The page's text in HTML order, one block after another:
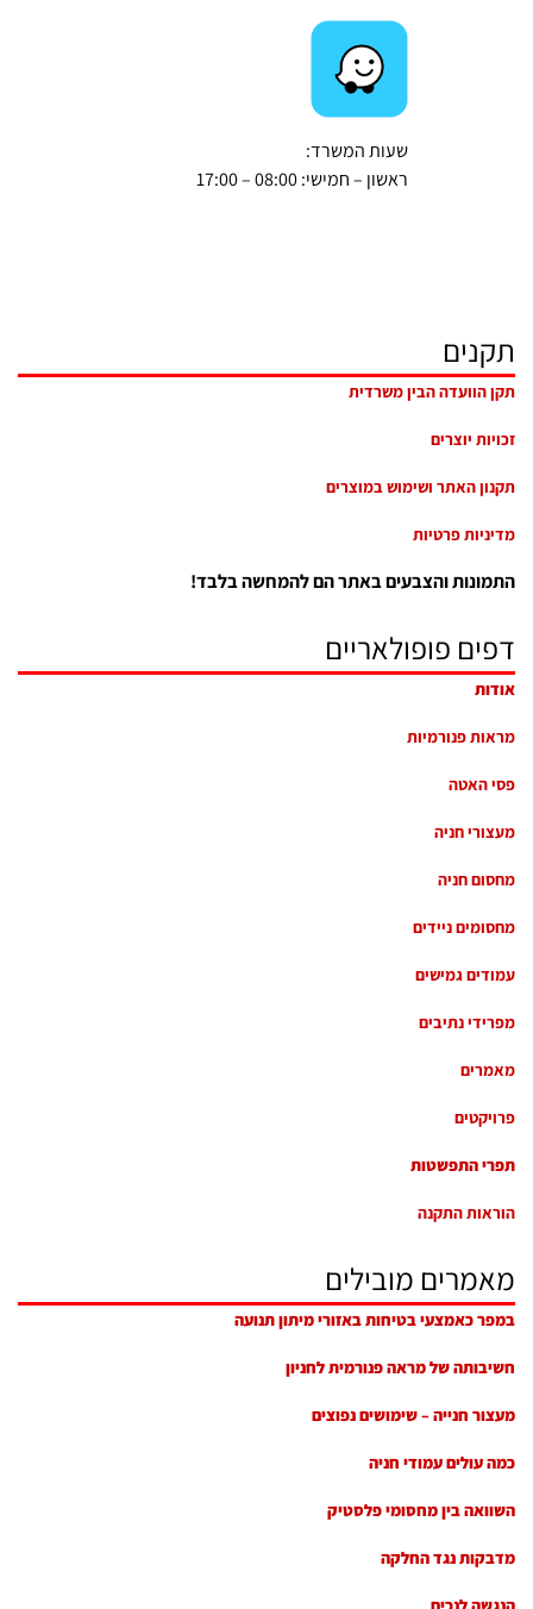
שעות המשרד:
ראשון – חמישי: 08:00 – 17:00
תקנים
תקן הוועדה הבין משרדית
זכויות יוצרים
תקנון האתר ושימוש במוצרים
מדיניות פרטיות
התמונות והצבעים באתר הם להמחשה בלבד!
דפים פופולאריים
אודות
מראות פנורמיות
פסי האטה
מעצורי חניה
מחסום חניה
מחסומים ניידים
עמודים גמישים
מפרידי נתיבים
מאמרים
פרויקטים
תפרי התפשטות
הוראות התקנה
מאמרים מובילים
במפר כאמצעי בטיחות באזורי מיתון תנועה
חשיבותה של מראה פנורמית לחניון
מעצור חנייה – שימושים נפוצים
כמה עולים עמודי חניה
השוואה בין מחסומי פלסטיק
מדבקות נגד החלקה